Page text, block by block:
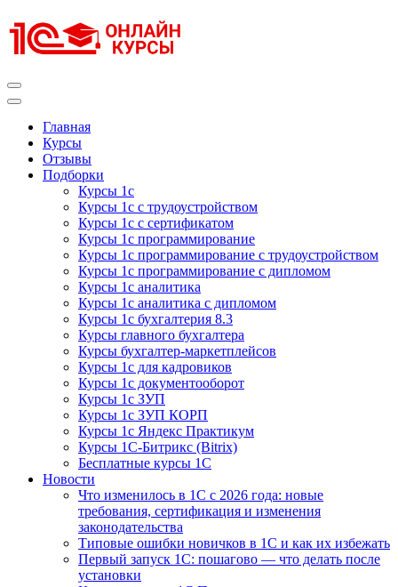
к
содержимому
Главная
Курсы
Отзывы
Подборки
Курсы 1с
Курсы 1с с трудоустройством
Курсы 1с с сертификатом
Курсы 1с программирование
Курсы 1с программирование с трудоустройством
Курсы 1с программирование с дипломом
Курсы 1с аналитика
Курсы 1с аналитика с дипломом
Курсы 1с бухгалтерия 8.3
Курсы главного бухгалтера
Курсы бухгалтер-маркетплейсов
Курсы 1с для кадровиков
Курсы 1с документооборот
Курсы 1с ЗУП
Курсы 1с ЗУП КОРП
Курсы 1с Яндекс Практикум
Курсы 1С-Битрикс (Bitrix)
Бесплатные курсы 1С
Новости
Что изменилось в 1С с 2026 года: новые
требования, сертификация и изменения
законодательства
Типовые ошибки новичков в 1С и как их избежать
Первый запуск 1С: пошагово — что делать после
установки